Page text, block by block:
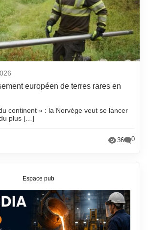
européen de terres rares en
continent » : la Norvège veut se lancer
plus […]
36 0
Espace pub